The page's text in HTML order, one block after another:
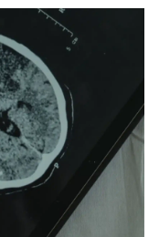
de última
el estado de
y el cerebro antes